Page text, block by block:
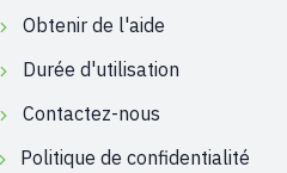
Obtenir de l'aide
Durée d'utilisation
Contactez-nous
Politique de confidentialité